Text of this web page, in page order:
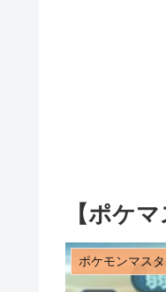
【ポケ
ポケモンマス